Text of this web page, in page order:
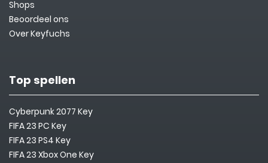
Shops
Beoordeel ons
Over Keyfuchs
Top spellen
Cyberpunk 2077 Key
FIFA 23 PC Key
FIFA 23 PS4 Key
FIFA 23 Xbox One Key